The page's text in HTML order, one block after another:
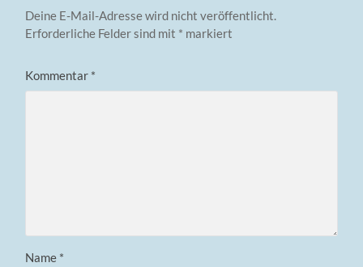
Deine E-Mail-Adresse wird nicht veröffentlicht.
Erforderliche Felder sind mit * markiert
Kommentar *
Name *